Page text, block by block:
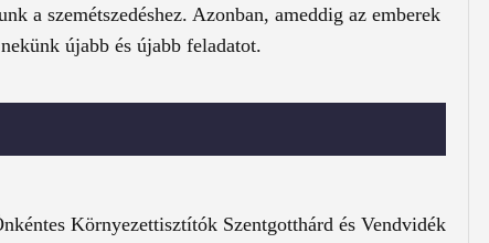
a szemétszedéshez. Azonban, ameddig az emberek
újabb és újabb feladatot.
Környezettisztítók Szentgotthárd és Vendvidék